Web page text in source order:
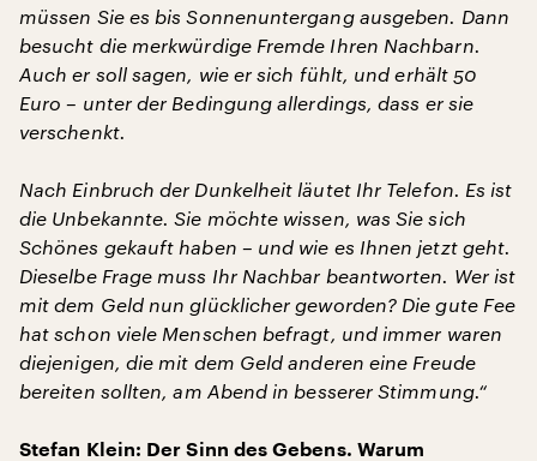
müssen Sie es bis Sonnenuntergang ausgeben. Dann
besucht die merkwürdige Fremde Ihren Nachbarn.
Auch er soll sagen, wie er sich fühlt, und erhält 50
Euro – unter der Bedingung allerdings, dass er sie
verschenkt.
Nach Einbruch der Dunkelheit läutet Ihr Telefon. Es ist
die Unbekannte. Sie möchte wissen, was Sie sich
Schönes gekauft haben – und wie es Ihnen jetzt geht.
Dieselbe Frage muss Ihr Nachbar beantworten. Wer ist
mit dem Geld nun glücklicher geworden? Die gute Fee
hat schon viele Menschen befragt, und immer waren
diejenigen, die mit dem Geld anderen eine Freude
bereiten sollten, am Abend in besserer Stimmung.“
Stefan Klein: Der Sinn des Gebens. Warum